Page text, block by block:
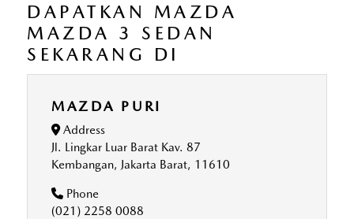
DAPATKAN MAZDA
MAZDA 3 SEDAN
SEKARANG DI
MAZDA PURI
Address
Jl. Lingkar Luar Barat Kav. 87
Kembangan, Jakarta Barat, 11610
Phone
(021) 2258 0088